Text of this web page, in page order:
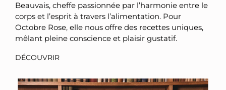
Beauvais, cheffe passionnée par l’harmonie entre le
corps et l’esprit à travers l’alimentation. Pour
Octobre Rose, elle nous offre des recettes uniques,
mêlant pleine conscience et plaisir gustatif.
DÉCOUVRIR